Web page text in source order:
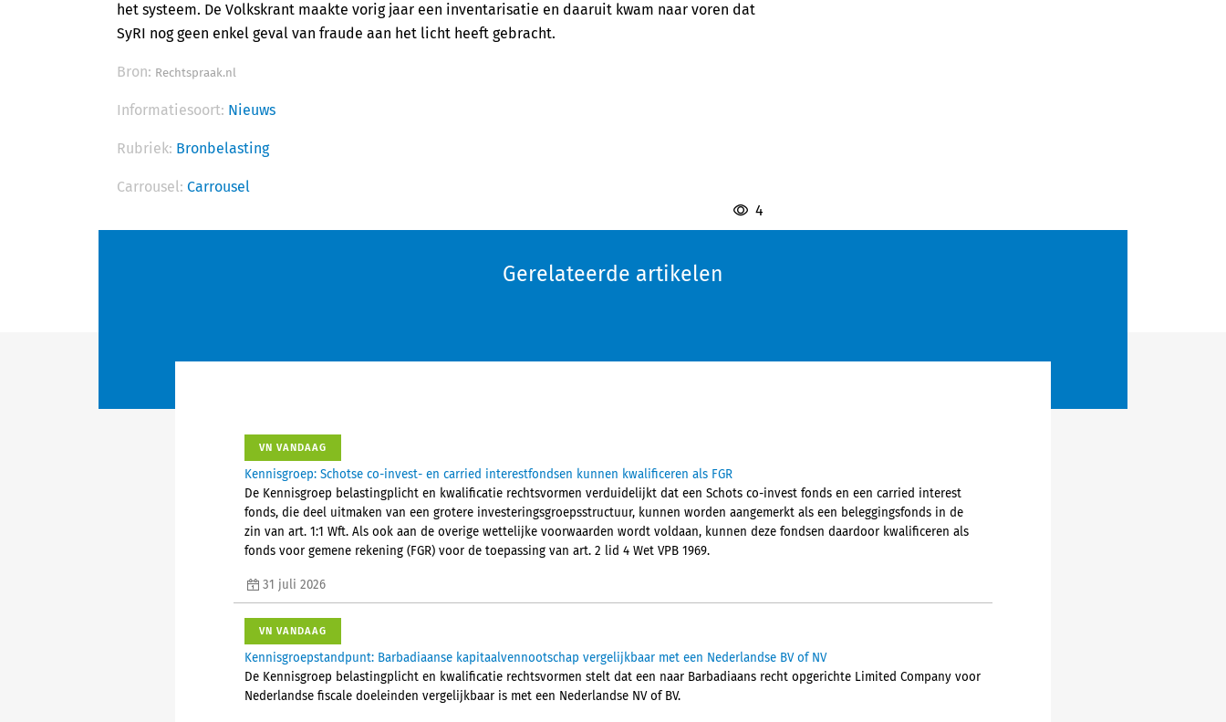
het systeem. De Volkskrant maakte vorig jaar een inventarisatie en daaruit kwam naar voren dat
SyRI nog geen enkel geval van fraude aan het licht heeft gebracht.
Bron: Rechtspraak.nl
Informatiesoort: Nieuws
Rubriek: Bronbelasting
Carrousel: Carrousel
4
Gerelateerde artikelen
VN VANDAAG
Kennisgroep: Schotse co-invest- en carried interestfondsen kunnen kwalificeren als FGR
De Kennisgroep belastingplicht en kwalificatie rechtsvormen verduidelijkt dat een Schots co-invest fonds en een carried interest
fonds, die deel uitmaken van een grotere investeringsgroepsstructuur, kunnen worden aangemerkt als een beleggingsfonds in de
zin van art. 1:1 Wft. Als ook aan de overige wettelijke voorwaarden wordt voldaan, kunnen deze fondsen daardoor kwalificeren als
fonds voor gemene rekening (FGR) voor de toepassing van art. 2 lid 4 Wet VPB 1969.
31 juli 2026
VN VANDAAG
Kennisgroepstandpunt: Barbadiaanse kapitaalvennootschap vergelijkbaar met een Nederlandse BV of NV
De Kennisgroep belastingplicht en kwalificatie rechtsvormen stelt dat een naar Barbadiaans recht opgerichte Limited Company voor
Nederlandse fiscale doeleinden vergelijkbaar is met een Nederlandse NV of BV.